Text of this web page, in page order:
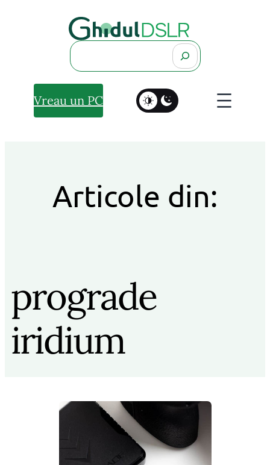
Search
Vreau un PC
Articole din:
prograde
iridium